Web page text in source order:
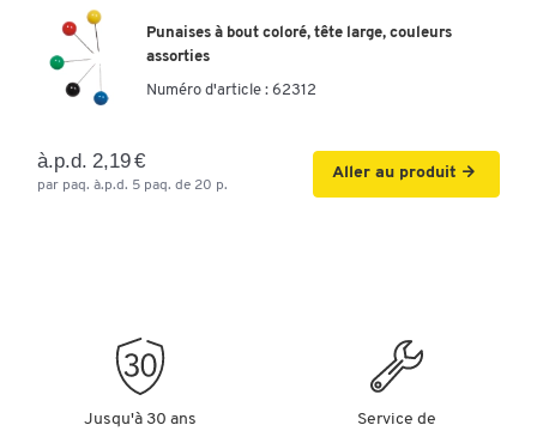
Punaises à bout coloré, tête large, couleurs
assorties
Numéro d'article : 62312
à.p.d. 2,19 €
par paq. à.p.d. 5 paq. de 20 p.
Aller au produit
Jusqu'à 30 ans
Service de